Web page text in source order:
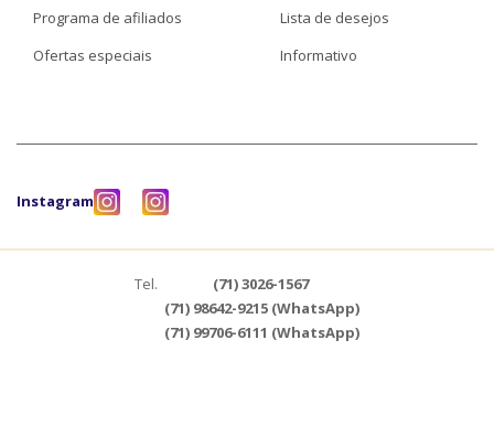
Programa de afiliados
Ofertas especiais
Lista de desejos
Informativo
Instagram
Tel.
(71) 3026-1567
(71) 98642-9215 (WhatsApp)
(71) 99706-6111 (WhatsApp)